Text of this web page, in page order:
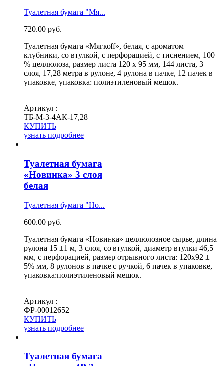
Туалетная бумага "Мя...
720.00 руб.
Туалетная бумага «Мягкоff», белая, с ароматом
клубники, со втулкой, с перфорацией, с тиснением, 100
% целлюлоза, размер листа 120 х 95 мм, 144 листа, 3
слоя, 17,28 метра в рулоне, 4 рулона в пачке, 12 пачек в
упаковке, упаковка: полиэтиленовый мешок.
Артикул :
ТБ-М-3-4АК-17,28
КУПИТЬ
узнать подробнее
Туалетная бумага
«Новинка» 3 слоя
белая
Туалетная бумага "Но...
600.00 руб.
Туалетная бумага «Новинка» целлюлозное сырье, длина
рулона 15 ±1 м, 3 слоя, со втулкой, диаметр втулки 46,5
мм, с перфорацией, размер отрывного листа: 120х92 ±
5% мм, 8 рулонов в пачке с ручкой, 6 пачек в упаковке,
упаковка:полиэтиленовый мешок.
Артикул :
ФР-00012652
КУПИТЬ
узнать подробнее
Туалетная бумага